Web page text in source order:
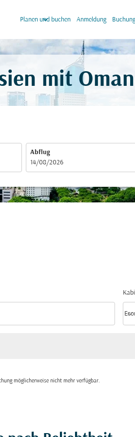
Planen und buchen
keyboard_arrow_down Anmeldung
mit
Abflug
fc-booking-departure-date-aria-label
14/08/2026
keyboard_arrow_down
möglicherweise nicht mehr verfügbar.